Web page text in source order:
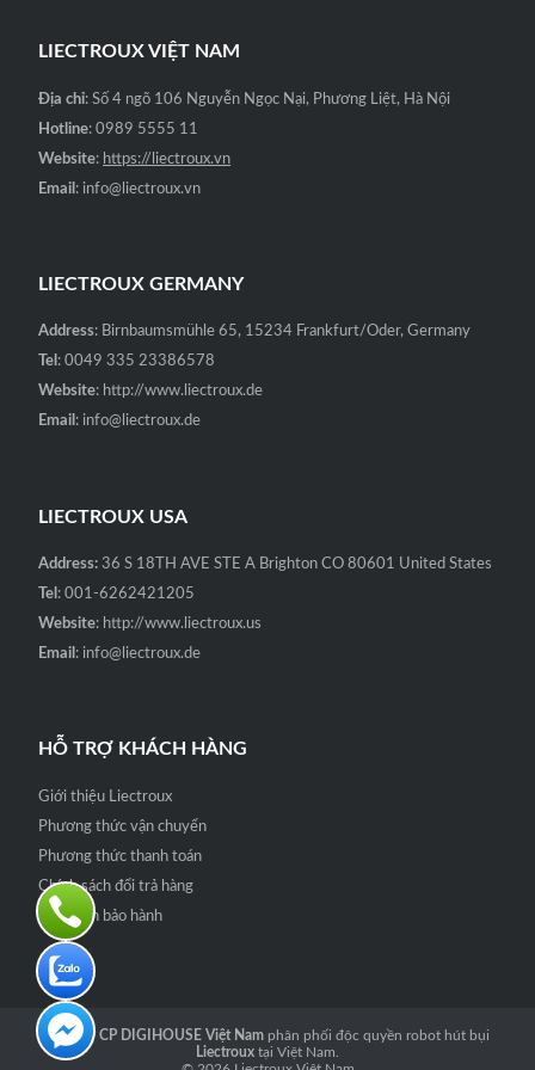
LIECTROUX VIỆT NAM
Địa chỉ: Số 4 ngõ 106 Nguyễn Ngọc Nại, Phương Liệt, Hà Nội
Hotline: 0989 5555 11
Website: https://liectroux.vn
Email : info@liectroux.vn
LIECTROUX GERMANY
Address: Birnbaumsmühle 65, 15234 Frankfurt/Oder, Germany
Tel : 0049 335 23386578
Website: http://www.liectroux.de
Email : info@liectroux.de
LIECTROUX USA
Address: 36 S 18TH AVE STE A Brighton CO 80601 United States
Tel : 001-6262421205
Website: http://www.liectroux.us
Email : info@liectroux.de
HỖ TRỢ KHÁCH HÀNG
Giới thiệu Liectroux
Phương thức vận chuyển
Phương thức thanh toán
Chính sách đổi trả hàng
Quy định bảo hành
Công ty CP DIGIHOUSE Việt Namphân phối độc quyền robot hút bụi
Liectroux tại Việt Nam.